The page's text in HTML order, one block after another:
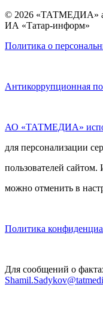
© 2026 «ТАТМЕДИА»
ИА «Татар-информ»
Политика о
Антикоррупционная
АО «ТАТМЕДИА»
для персонализации
пользователей
можно отменить в
Политика
Для сообщений о